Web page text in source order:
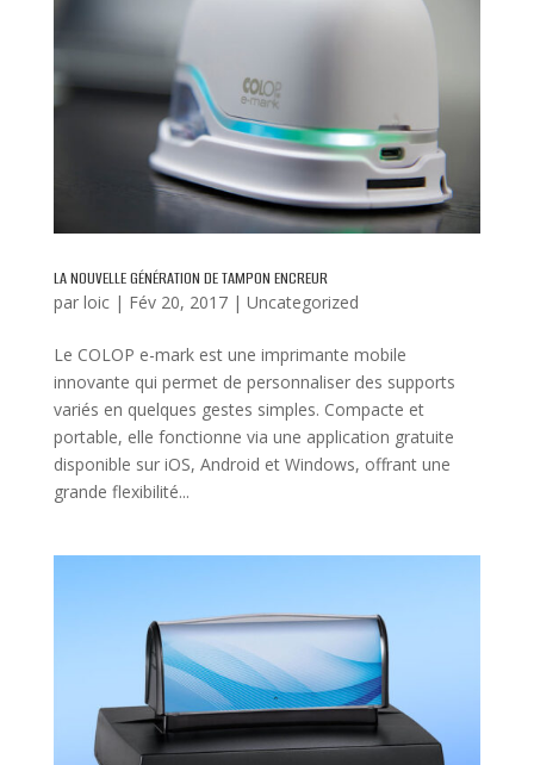
LA NOUVELLE GÉNÉRATION DE TAMPON ENCREUR
par loic| Fév 20, 2017| Uncategorized
Le COLOP e-mark est une imprimante mobile
innovante qui permet de personnaliser des supports
variés en quelques gestes simples. Compacte et
portable, elle fonctionne via une application gratuite
disponible sur iOS, Android et Windows, offrant une
grande flexibilité...